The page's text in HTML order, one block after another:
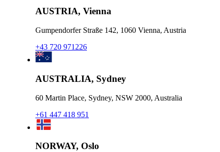
AUSTRIA, Vienna
Gumpendorfer Straße 142, 1060 Vienna, Austria
+43 720 971226
AUSTRALIA, Sydney
60 Martin Place, Sydney, NSW 2000, Australia
+61 447 418 951
NORWAY, Oslo